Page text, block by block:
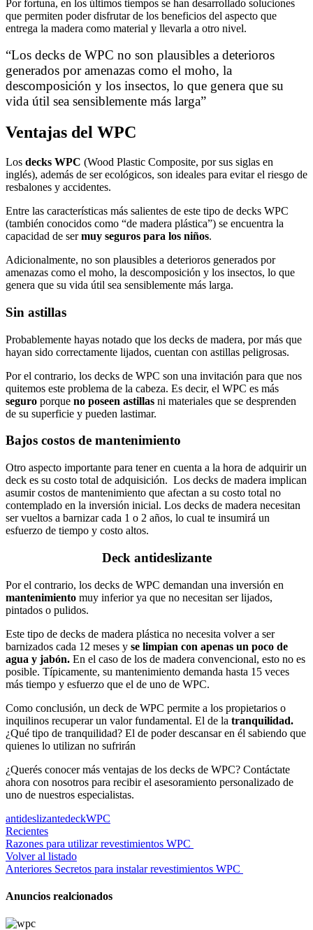
Por fortuna, en los últimos tiempos se han desarrollado soluciones
que permiten poder disfrutar de los beneficios del aspecto que
entrega la madera como material y llevarla a otro nivel.
“Los decks de WPC no son plausibles a deterioros
generados por amenazas como el moho, la
descomposición y los insectos, lo que genera que su
vida útil sea sensiblemente más larga”
Ventajas del WPC
Los decks WPC (Wood Plastic Composite, por sus siglas en
inglés), además de ser ecológicos, son ideales para evitar el riesgo de
resbalones y accidentes.
Entre las características más salientes de este tipo de decks WPC
(también conocidos como “de madera plástica”) se encuentra la
capacidad de sermuy seguros para los niños.
Adicionalmente, no son plausibles a deterioros generados por
amenazas como el moho, la descomposición y los insectos, lo que
genera que su vida útil sea sensiblemente más larga.
Sin astillas
Probablemente hayas notado que los decks de madera, por más que
hayan sido correctamente lijados, cuentan con astillas peligrosas.
Por el contrario, los decks de WPC son una invitación para que nos
quitemos este problema de la cabeza. Es decir, el WPC es más
seguro porque no poseen astillas ni materiales que se desprenden
de su superficie y pueden lastimar.
Bajos costos de mantenimiento
Otro aspecto importante para tener en cuenta a la hora de adquirir un
deck es su costo total de adquisición. Los decks de madera implican
asumir costos de mantenimiento que afectan a su costo total no
contemplado en la inversión inicial. Los decks de madera necesitan
ser vueltos a barnizar cada 1 o 2 años, lo cual te insumirá un
esfuerzo de tiempo y costo altos.
Deck antideslizante
Por el contrario, los decks de WPC demandan una inversión en
mantenimiento muy inferior ya que no necesitan ser lijados,
pintados o pulidos. ​
Este tipo de decks de madera plástica no necesita volver a ser
barnizados cada 12 meses y se limpian con apenas un poco de
agua y jabón. En el caso de los de madera convencional, esto no es
posible. Típicamente, su mantenimiento demanda hasta 15 veces
más tiempo y esfuerzo que el de uno de WPC.
Como conclusión, un deck de WPC permite a los propietarios o
inquilinos recuperar un valor fundamental. El de la tranquilidad.
¿Qué tipo de tranquilidad? El de poder descansar en él sabiendo que
quienes lo utilizan no sufrirán
¿Querés conocer más ventajas de los decks de WPC? Contáctate
ahora con nosotros para recibir el asesoramiento personalizado de
uno de nuestros especialistas.
antideslizantedeckWPC
Recientes
Razones para utilizar revestimientos WPC
Volver al listado
Anteriores Secretos para instalar revestimientos WPC
Anuncios realcionados